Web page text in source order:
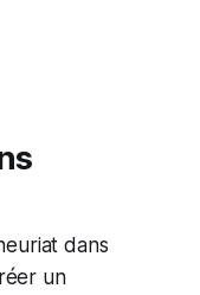
dans
un